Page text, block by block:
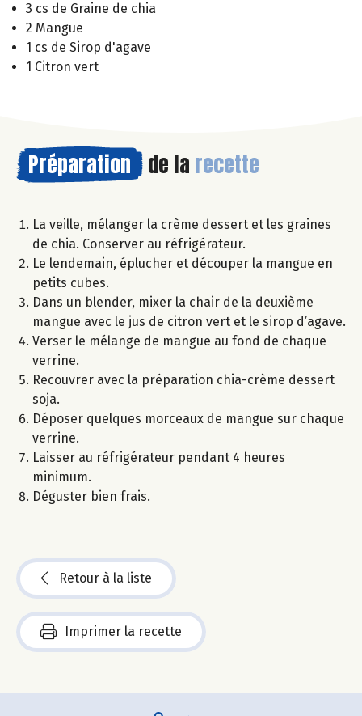
3 cs de Graine de chia
2 Mangue
1 cs de Sirop d'agave
1 Citron vert
Préparation de la recette
La veille, mélanger la crème dessert et les graines
de chia. Conserver au réfrigérateur.
Le lendemain, éplucher et découper la mangue en
petits cubes.
Dans un blender, mixer la chair de la deuxième
mangue avec le jus de citron vert et le sirop d’agave.
Verser le mélange de mangue au fond de chaque
verrine.
Recouvrer avec la préparation chia-crème dessert
soja.
Déposer quelques morceaux de mangue sur chaque
verrine.
Laisser au réfrigérateur pendant 4 heures
minimum.
Déguster bien frais.
Retour à la liste
Imprimer la recette